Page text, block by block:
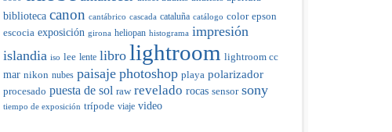
biblioteca canon cantábrico cascada cataluña catálogo color epson
escocia exposición girona heliopan histograma impresión
islandia iso lee lente libro lightroom lightroom cc
mar nikon nubes paisaje photoshop playa polarizador
procesado puesta de sol raw revelado rocas sensor sony
tiempo de exposición trípode viaje video